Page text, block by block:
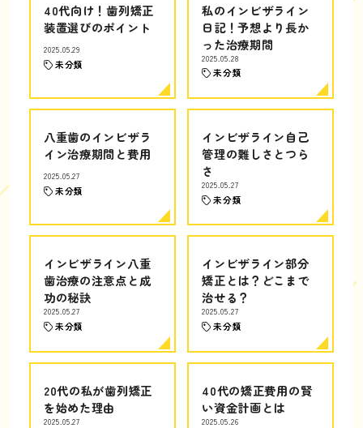
40代向け！歯列矯正
装置選びのポイント
2025.05.29
未分類
私のインビザライン
日記！予想より長か
った治療期間
2025.05.28
未分類
八重歯のインビザラ
イン治療期間と費用
2025.05.27
未分類
インビザライン自己
管理の難しさとつら
さ
2025.05.27
未分類
インビザライン八重
歯治療の注意点と成
功の秘訣
2025.05.27
未分類
インビザライン部分
矯正とは？どこまで
治せる？
2025.05.27
未分類
20代の私が歯列矯正
を始めた理由
2025.05.27
40代の矯正費用の賢
い資金計画とは
2025.05.26